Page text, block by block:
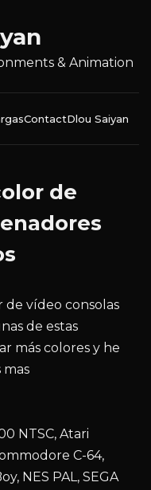
& Animation
ContactDlou Saiyan
de
de vídeo consolas
de estas
más colores y he
mas
NTSC, Atari
C-64,
NES PAL, SEGA